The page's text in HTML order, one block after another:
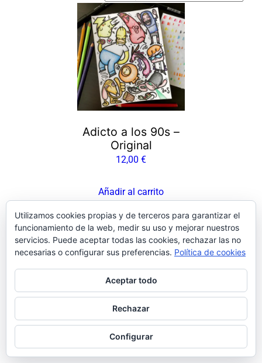
Adicto a los 90s –
Original
12,00 €
Añadir al carrito
Facebook
Instagram
LinkedIn
X Bluesky
Pinterest
Utilizamos cookies propias y de terceros para garantizar el
funcionamiento de la web, medir su uso y mejorar nuestros
servicios. Puede aceptar todas las cookies, rechazar las no
necesarias o configurar sus preferencias. Política de cookies
Aceptar todo
Rechazar
Configurar